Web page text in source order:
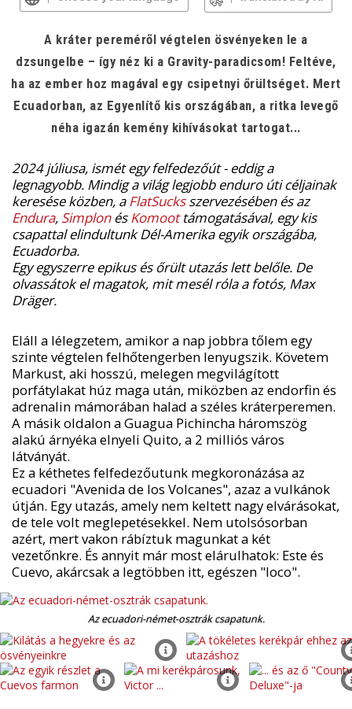
A kráter pereméről végtelen ösvényeken le a
dzsungelbe – így néz ki a Gravity-paradicsom! Feltéve,
ha az ember hoz magával egy csipetnyi őrültséget. Mert
Ecuadorban, az Egyenlítő kis országában, a ritka levegő
néha igazán kemény kihívásokat tartogat...
2024 júliusa, ismét egy felfedezőút - eddig a
legnagyobb. Mindig a világ legjobb enduro úti céljainak
keresése közben, a FlatSucksszervezésében és az
Endura, Simplonés Komoottámogatásával, egy kis
csapattal elindultunk Dél-Amerika egyik országába,
Ecuadorba.
Egy egyszerre epikus és őrült utazás lett belőle. De
olvassátok el magatok, mit mesél róla a fotós, Max
Dräger.
Eláll a lélegzetem, amikor a nap jobbra tőlem egy
szinte végtelen felhőtengerben lenyugszik. Követem
Markust, aki hosszú, melegen megvilágított
porfátylakat húz maga után, miközben az endorfin és
adrenalin mámorában halad a széles kráterperemen.
A másik oldalon a Guagua Pichincha háromszög
alakú árnyéka elnyeli Quito, a 2 milliós város
látványát.
Ez a kéthetes felfedezőutunk megkoronázása az
ecuadori "Avenida de los Volcanes", azaz a vulkánok
útján. Egy utazás, amely nem keltett nagy elvárásokat,
de tele volt meglepetésekkel. Nem utolsósorban
azért, mert vakon rábíztuk magunkat a két
vezetőnkre. És annyit már most elárulhatok: Este és
Cuevo, akárcsak a legtöbben itt, egészen "loco".
Az ecuadori-német-osztrák csapatunk.